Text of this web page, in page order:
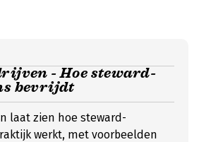
- Hoe steward-
bevrijdt
laat zien hoe steward-
werkt, met voorbeelden